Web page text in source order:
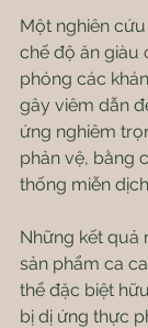
Một nghiên
chế độ ăn giàu
phóng các
gây viêm dẫn
ứng nghiêm
phản vệ, bằng
thống miễn
Những kết quả
sản phẩm ca
thể đặc biệt
bị dị ứng thực